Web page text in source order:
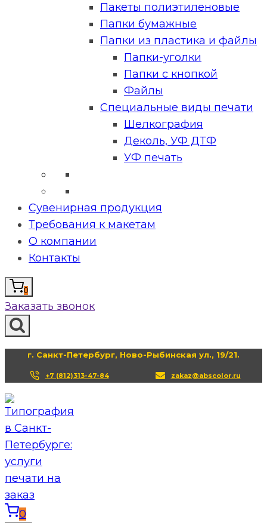
Пакеты полиэтиленовые
Папки бумажные
Папки из пластика и файлы
Папки-уголки
Папки с кнопкой
Файлы
Специальные виды печати
Шелкография
Деколь, УФ ДТФ
УФ печать
Сувенирная продукция
Требования к макетам
О компании
Контакты
0
Заказать звонок
г. Санкт-Петербург, Ново-Рыбинская ул., 19/21.
+7 (812)313-47-84 zakaz@abscolor.ru
0